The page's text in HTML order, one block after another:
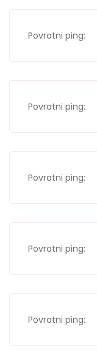
Povratni ping:
Povratni ping:
Povratni ping:
Povratni ping:
Povratni ping: